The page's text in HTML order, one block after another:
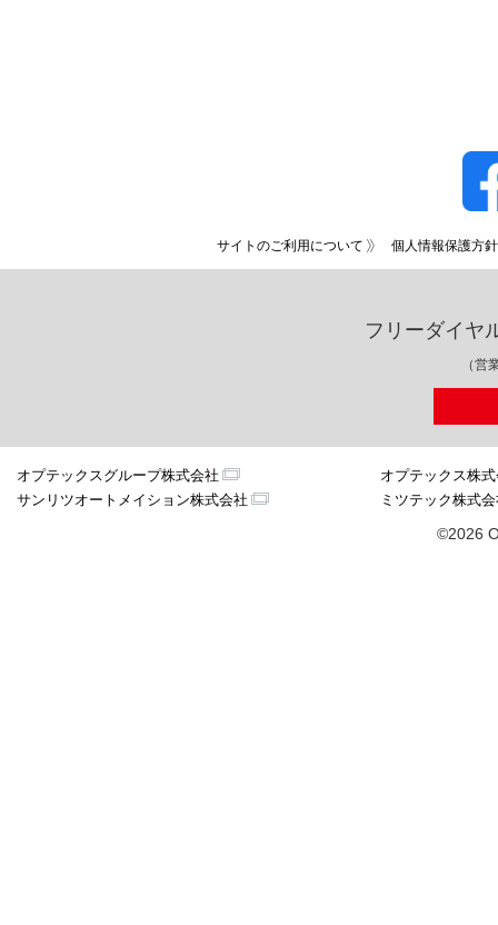
サイトのご利用について 個人情報保護方針
フリーダイヤ
（営
オプテックスグループ株式会社
オプテックス株
サンリツオートメイション株式会社
ミツテック株式
©2026